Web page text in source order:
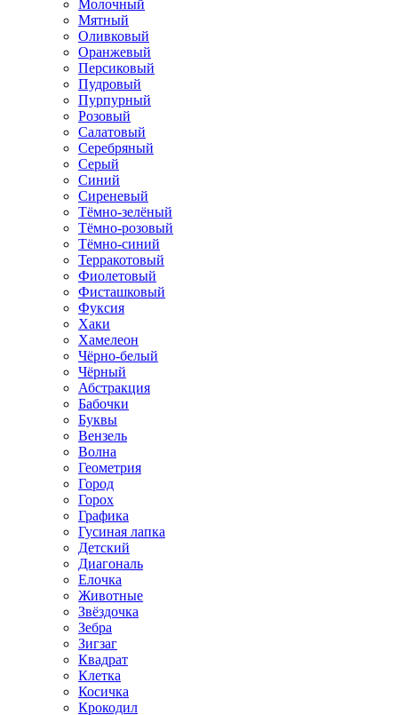
Молочный
Мятный
Оливковый
Оранжевый
Персиковый
Пудровый
Пурпурный
Розовый
Салатовый
Серебряный
Серый
Синий
Сиреневый
Тёмно-зелёный
Тёмно-розовый
Тёмно-синий
Терракотовый
Фиолетовый
Фисташковый
Фуксия
Хаки
Хамелеон
Чёрно-белый
Чёрный
Абстракция
Бабочки
Буквы
Вензель
Волна
Геометрия
Город
Горох
Графика
Гусиная лапка
Детский
Диагональ
Елочка
Животные
Звёздочка
Зебра
Зигзаг
Квадрат
Клетка
Косичка
Крокодил